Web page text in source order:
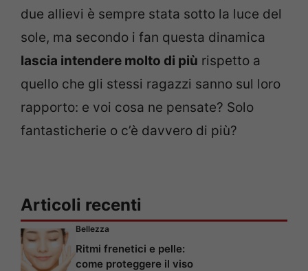
due allievi è sempre stata sotto la luce del
sole, ma secondo i fan questa dinamica
lascia intendere molto di più rispetto a
quello che gli stessi ragazzi sanno sul loro
rapporto: e voi cosa ne pensate? Solo
fantasticherie o c’è davvero di più?
Articoli recenti
Bellezza
Ritmi frenetici e pelle:
come proteggere il viso